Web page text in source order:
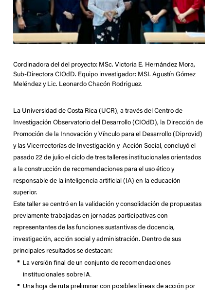
Cordinadora del del proyecto: MSc. Victoria E. Hernández Mora,
Sub-Directora CIOdD. Equipo investigador: MSI. Agustín Gómez
Meléndez y Lic. Leonardo Chacón Rodriguez.
La Universidad de Costa Rica (UCR), a través del Centro de
Investigación Observatorio del Desarrollo (CIOdD), la Dirección de
Promoción de la Innovación y Vínculo para el Desarrollo (Diprovid)
y las Vicerrectorías de Investigación y Acción Social, concluyó el
pasado 22 de julio el ciclo de tres talleres institucionales orientados
a la construcción de recomendaciones para el uso ético y
responsable de la inteligencia artificial (IA) en la educación
superior.
Este taller se centró en la validación y consolidación de propuestas
previamente trabajadas en jornadas participativas con
representantes de las funciones sustantivas de docencia,
investigación, acción social y administración. Dentro de sus
principales resultados se destacan:
La versión final de un conjunto de recomendaciones
institucionales sobre IA.
Una hoja de ruta preliminar con posibles líneas de acción por